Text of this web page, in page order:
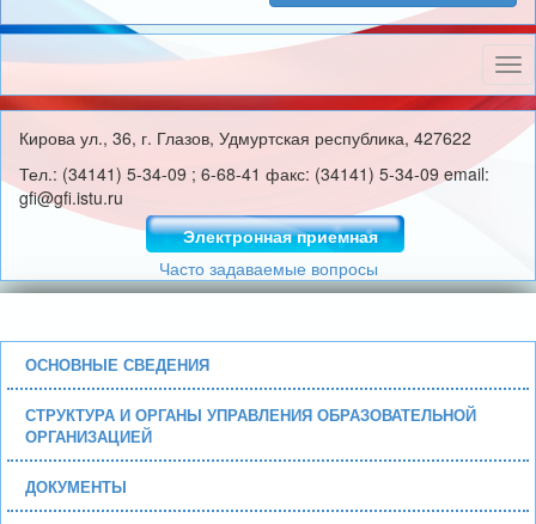
Кирова ул., 36, г. Глазов, Удмуртская республика, 427622
Тел.: (34141) 5-34-09 ; 6-68-41 факс: (34141) 5-34-09 email:
gfi@gfi.istu.ru
Электронная приемная
Часто задаваемые вопросы
ОСНОВНЫЕ СВЕДЕНИЯ
СТРУКТУРА И ОРГАНЫ УПРАВЛЕНИЯ ОБРАЗОВАТЕЛЬНОЙ
ОРГАНИЗАЦИЕЙ
ДОКУМЕНТЫ